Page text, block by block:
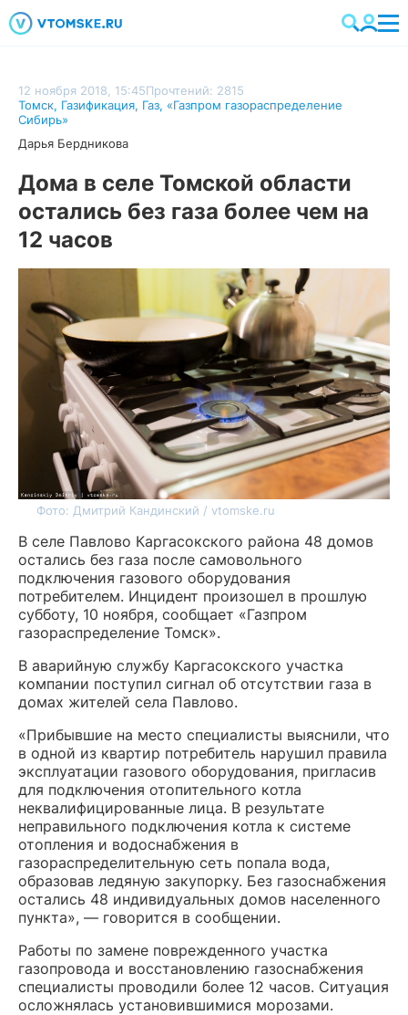
12 ноября 2018, 15:45Прочтений: 2815
Томск, Газификация, Газ, «Газпром газораспределение
Сибирь»
Дарья Бердникова
Дома в селе Томской области
остались без газа более чем на
12 часов
Фото: Дмитрий Кандинский / vtomske.ru
В селе Павлово Каргасокского района 48 домов
остались без газа после самовольного
подключения газового оборудования
потребителем. Инцидент произошел в прошлую
субботу, 10 ноября, сообщает «Газпром
газораспределение Томск».
В аварийную службу Каргасокского участка
компании поступил сигнал об отсутствии газа в
домах жителей села Павлово.
«Прибывшие на место специалисты выяснили, что
в одной из квартир потребитель нарушил правила
эксплуатации газового оборудования, пригласив
для подключения отопительного котла
неквалифицированные лица. В результате
неправильного подключения котла к системе
отопления и водоснабжения в
газораспределительную сеть попала вода,
образовав ледяную закупорку. Без газоснабжения
остались 48 индивидуальных домов населенного
пункта», — говорится в сообщении.
Работы по замене поврежденного участка
газопровода и восстановлению газоснабжения
специалисты проводили более 12 часов. Ситуация
осложнялась установившимися морозами.